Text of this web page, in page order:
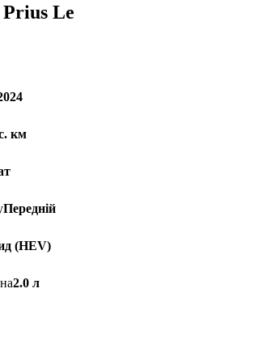
Prius Le
км
Передній
(HEV)
2.0 л